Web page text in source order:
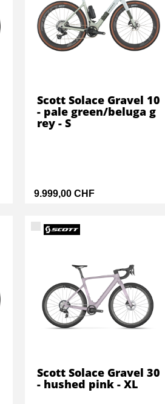
9.999,00 CHF
Scott Solace Gravel 10
- pale green/beluga g
rey - S
Scott Solace Gravel 30
- hushed pink - XL